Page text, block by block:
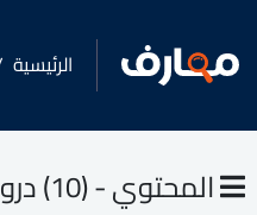
الرئيسية
المحتوي - (10) دروس